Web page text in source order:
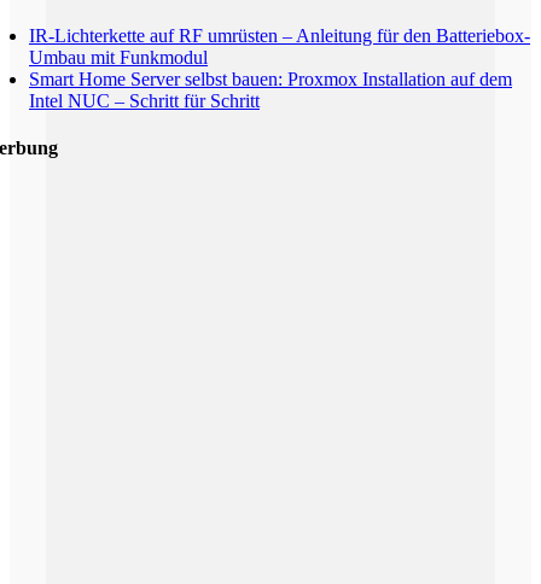
IR-Lichterkette auf RF umrüsten – Anleitung für den Batteriebox-
Umbau mit Funkmodul
Smart Home Server selbst bauen: Proxmox Installation auf dem
Intel NUC – Schritt für Schritt